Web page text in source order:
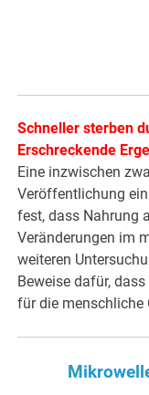
Schneller sterben
Erschreckende
Eine inzwischen
Veröffentlichung
fest, dass Nahrung
Veränderungen im
weiteren
Beweise dafür,
für die menschliche